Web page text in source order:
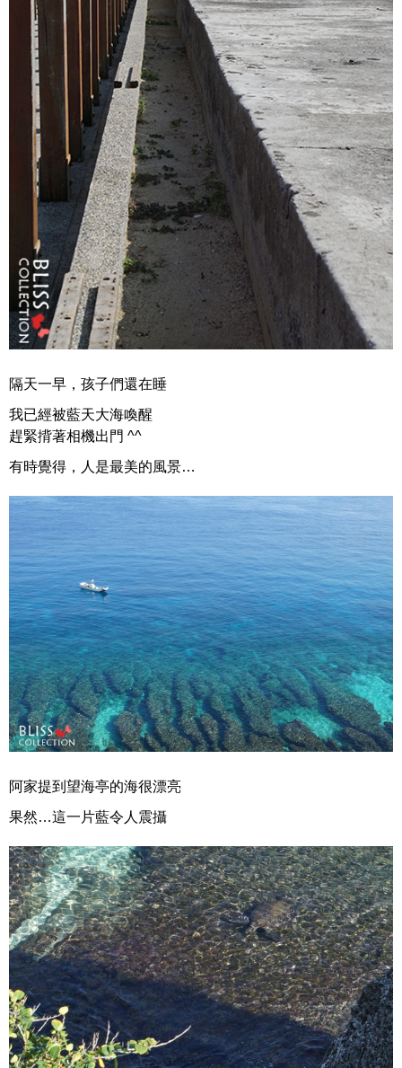
隔天一早，孩子們還在睡
我已經被藍天大海喚醒
趕緊揹著相機出門 ^^
有時覺得，人是最美的風景…
阿家提到望海亭的海很漂亮
果然…這一片藍令人震攝